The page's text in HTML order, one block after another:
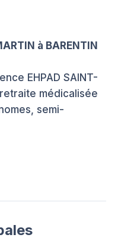
à BARENTIN
EHPAD SAINT-
médicalisée
semi-